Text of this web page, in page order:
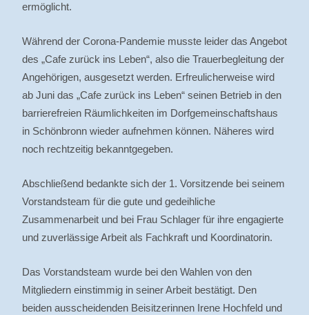
ermöglicht.
Während der Corona-Pandemie musste leider das Angebot
des „Cafe zurück ins Leben“, also die Trauerbegleitung der
Angehörigen, ausgesetzt werden. Erfreulicherweise wird
ab Juni das „Cafe zurück ins Leben“ seinen Betrieb in den
barrierefreien Räumlichkeiten im Dorfgemeinschaftshaus
in Schönbronn wieder aufnehmen können. Näheres wird
noch rechtzeitig bekanntgegeben.
Abschließend bedankte sich der 1. Vorsitzende bei seinem
Vorstandsteam für die gute und gedeihliche
Zusammenarbeit und bei Frau Schlager für ihre engagierte
und zuverlässige Arbeit als Fachkraft und Koordinatorin.
Das Vorstandsteam wurde bei den Wahlen von den
Mitgliedern einstimmig in seiner Arbeit bestätigt. Den
beiden ausscheidenden Beisitzerinnen Irene Hochfeld und